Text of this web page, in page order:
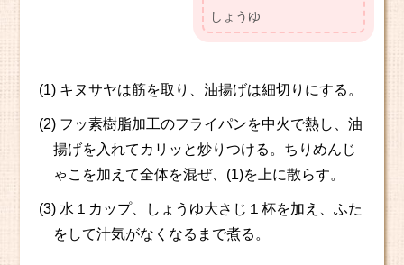
しょうゆ
(1) キヌサヤは筋を取り、油揚げは細切りにする。
(2) フッ素樹脂加工のフライパンを中火で熱し、油
揚げを入れてカリッと炒りつける。ちりめんじ
ゃこを加えて全体を混ぜ、(1)を上に散らす。
(3) 水１カップ、しょうゆ大さじ１杯を加え、ふた
をして汁気がなくなるまで煮る。